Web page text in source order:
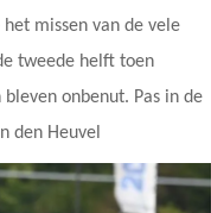
missen van de vele
tweede helft toen
onbenut. Pas in de
den Heuvel